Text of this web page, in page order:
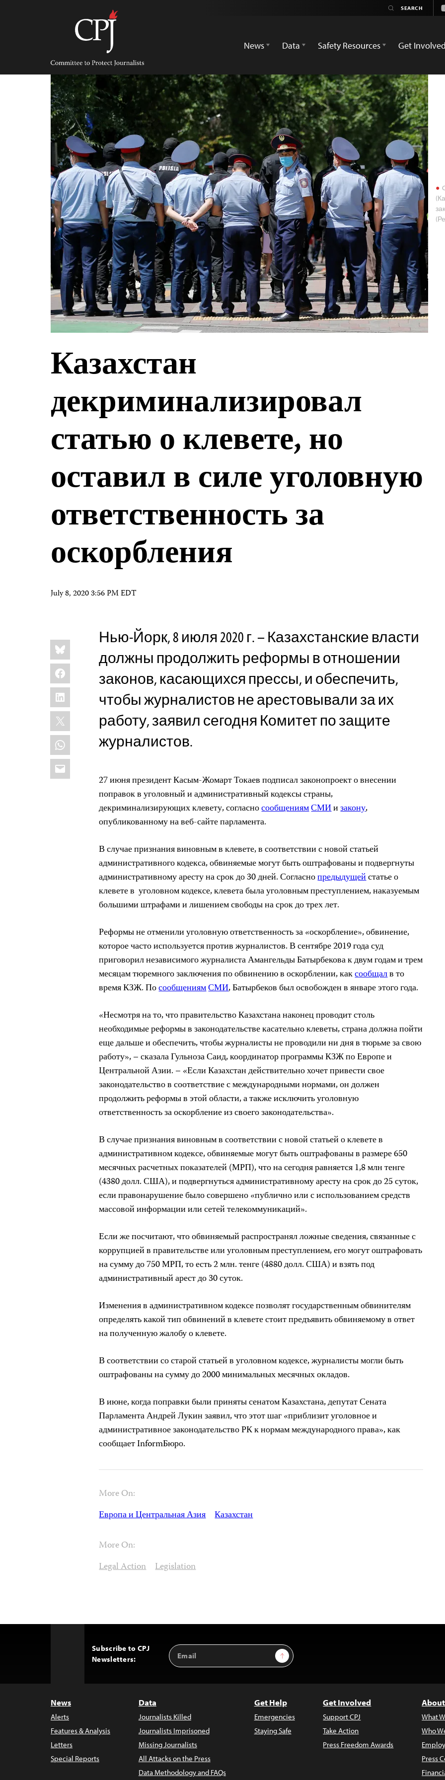
Committee
Protect
Journalists
News
Data Safety Resources Get Involved
Казахстан
декриминализировал
статью о клевете, но
оставил в силе уголовную
ответственность за
оскорбления
July 8, 2020 3:56 PM EDT
Share
this:
Bluesky
Facebook
LinkedIn
X
WhatsApp
Email
Нью-Йорк, 8 июля 2020 г. – Казахстанские власти
должны продолжить реформы в отношении
законов, касающихся прессы, и обеспечить,
чтобы журналистов не арестовывали за их
работу, заявил сегодня Комитет по защите
журналистов.
27 июня президент Касым-Жомарт Токаев подписал законопроект о внесении
поправок в уголовный и административный кодексы страны,
декриминализирующих клевету, согласносообщениямСМИизакону,
опубликованному на веб-сайте парламента.
В случае признания виновным в клевете, в соответствии с новой статьей
административного кодекса, обвиняемые могут быть оштрафованы и подвергнуты
административному аресту на срок до 30 дней. Согласнопредыдущейстатье о
клевете в уголовном кодексе, клевета была уголовным преступлением, наказуемым
большими штрафами и лишением свободы на срок до трех лет.
Реформы не отменили уголовную ответственность за «оскорбление», обвинение,
которое часто используется против журналистов. В сентябре 2019 года суд
приговорил независимого журналиста Амангельды Батырбекова к двум годам и трем
месяцам тюремного заключения по обвинению в оскорблении, каксообщалв то
время КЗЖ. ПосообщениямСМИ, Батырбеков был освобожден в январе этого года.
«Несмотря на то, что правительство Казахстана наконец проводит столь
необходимые реформы в законодательстве касательно клеветы, страна должна пойти
еще дальше и обеспечить, чтобы журналисты не проводили ни дня в тюрьме за свою
работу», – сказала Гульноза Саид, координатор программы КЗЖ по Европе и
Центральной Азии. – «Если Казахстан действительно хочет привести свое
законодательство в соответствие с международными нормами, он должен
продолжить реформы в этой области, а также исключить уголовную
ответственность за оскорбление из своего законодательства».
В случае признания виновным в соответствии с новой статьей о клевете в
административном кодексе, обвиняемые могут быть оштрафованы в размере 650
месячных расчетных показателей (МРП), что на сегодня равняется 1,8 млн тенге
(4380 долл. США), и подвергнуться административному аресту на срок до 25 суток,
если правонарушение было совершено «публично или с использованием средств
массовой информации или сетей телекоммуникаций».
Если же посчитают, что обвиняемый распространял ложные сведения, связанные с
коррупцией в правительстве или уголовным преступлением, его могут оштрафовать
на сумму до 750 МРП, то есть 2 млн. тенге (4880 долл. США) и взять под
административный арест до 30 суток.
Изменения в административном кодексе позволят государственным обвинителям
определять какой тип обвинений в клевете стоит предъявить обвиняемому в ответ
на полученную жалобу о клевете.
В соответствии со старой статьей в уголовном кодексе, журналисты могли быть
оштрафованы на сумму до 2000 минимальных месячных окладов.
В июне, когда поправки были приняты сенатом Казахстана, депутат Сената
Парламента Андрей Лукин заявил, что этот шаг «приблизит уголовное и
административное законодательство РК к нормам международного права», как
сообщает InformБюро.
More On:
Европа и Центральная Азия Казахстан
More On:
Legal Action Legislation
Subscribe to CPJ
Newsletters:
Email
Address
Sign Up
News
Alerts
Features & Analysis
Letters
Special Reports
Data
Journalists Killed
Journalists Imprisoned
Missing Journalists
All Attacks on the Press
Data Methodology and FAQs
Get Help
Emergencies
Staying Safe
Get Involved
Support CPJ
Take Action
Press Freedom Awards
What
Who
Press